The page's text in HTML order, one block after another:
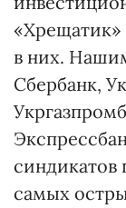
в них.
Сбербанк,
синдикатов
самых